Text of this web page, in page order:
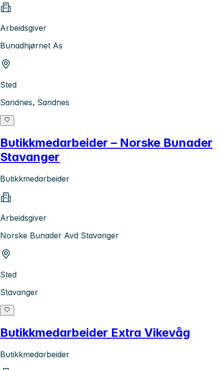
Arbeidsgiver
Bunadhjørnet As
Sted
Sandnes, Sandnes
Butikkmedarbeider – Norske Bunader
Stavanger
Butikkmedarbeider
Arbeidsgiver
Norske Bunader Avd Stavanger
Sted
Stavanger
Butikkmedarbeider Extra Vikevåg
Butikkmedarbeider